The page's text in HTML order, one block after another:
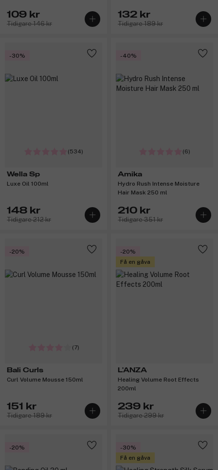
109 kr
Tidigare 146 kr
132 kr
Tidigare 189 kr
-30%
(534)
Wella Sp
Luxe Oil 100ml
148 kr
Tidigare 212 kr
-40%
(6)
Amika
Hydro Rush Intense Moisture
Hair Mask 250 ml
210 kr
Tidigare 351 kr
-20%
(7)
Bali Curls
Curl Volume Mousse 150ml
151 kr
Tidigare 189 kr
-20%
Få en gåva
L'ANZA
Healing Volume Root Effects
200ml
239 kr
Tidigare 299 kr
-20%
-30%
Få en gåva